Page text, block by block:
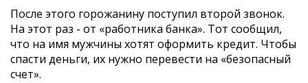
После этого горожанину поступил второй звонок.
На этот раз - от «работника банка». Тот сообщил,
что на имя мужчины хотят оформить кредит. Чтобы
спасти деньги, их нужно перевести на «безопасный
счет».